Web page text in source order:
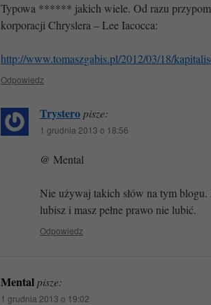
Typowa ****** jakich wiele. Od razu
korporacji Chryslera – Lee Iacocca:
http://www.tomaszgabis.pl/2012/03/18/
Odpowiedz
Trystero pisze:
1 grudnia 2013 o 18:56
@ Mental
Nie używaj takich słów na tym
lubisz i masz pełne prawo nie lubić.
Odpowiedz
Mental pisze:
1 grudnia 2013 o 19:02